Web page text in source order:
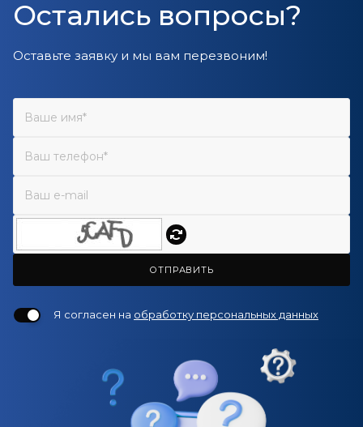
Остались вопросы?
Оставьте заявку и мы вам перезвоним!
ОТПРАВИТЬ
Я согласен на обработку персональных данных